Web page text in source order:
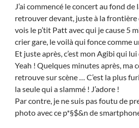
J’ai commencé le concert au fond de
retrouver devant, juste à la frontière
vois le p’tit Patt avec qui je cause 5
crier gare, le voilà qui fonce comme
Et juste après, c’est mon Agibi qui
Yeah ! Quelques minutes après, ma
retrouve sur scène … C’est la plus
la seule qui a slammé ! J’adore !
Par contre, je ne suis pas foutu de
photo avec ce p*§$&n de